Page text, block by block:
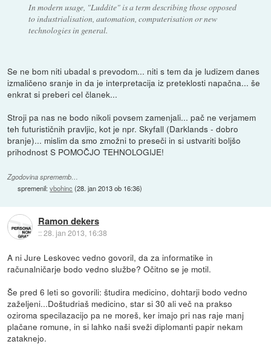
In modern usage, "Luddite" is a term describing those opposed
to industrialisation, automation, computerisation or new
technologies in general.
Se ne bom niti ubadal s prevodom... niti s tem da je ludizem danes
izmaličeno sranje in da je interpretacija iz preteklosti napačna... še
enkrat si preberi cel članek...
Stroji pa nas ne bodo nikoli povsem zamenjali... pač ne verjamem
teh futurističnih pravljic, kot je npr. Skyfall (Darklands - dobro
branje)... mislim da smo zmožni to preseči in si ustvariti boljšo
prihodnost S POMOČJO TEHNOLOGIJE!
Zgodovina sprememb…
spremenil:vbohinc (28. jan 2013 ob 16:36)
Ramon dekers
::28. jan 2013, 16:38
A ni Jure Leskovec vedno govoril, da za informatike in
računalničarje bodo vedno službe? Očitno se je motil.
Še pred 6 leti so govorili: študira medicino, dohtarji bodo vedno
zaželjeni...Doštudriaš medicino, star si 30 ali več na prakso
oziroma specilazacijo pa ne moreš, ker imajo pri nas raje manj
plačane romune, in si lahko naši sveži diplomanti papir nekam
zataknejo.